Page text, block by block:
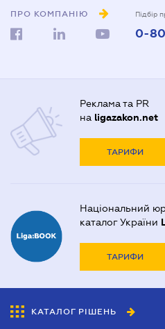
ПРО КОМПАНІЮ Підбір
0-
Реклама та PR
на ligazakon.net
ТАРИФИ
Національний
каталог України
ТАРИФИ
КАТАЛОГ РІШЕНЬ